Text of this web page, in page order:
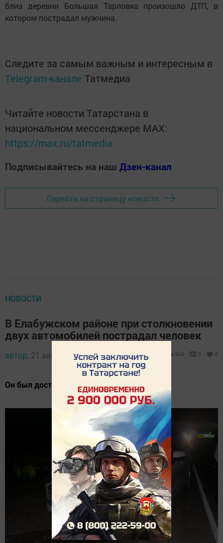
близ деревни Большая Тарловка произошло ДТП, в
котором пострадал мужчина.
Следите за самым важным и интересным в
Telegram-канале Татмедиа
Читайте новости Татарстана в
национальном мессенджере MАХ:
https://max.ru/tatmedia
Подписывайтесь на наш Дзен-канал
Перейти на страницу новости
НОВОСТИ
В Елабужском районе при столкновении
двух автомобилей пострадал человек
автор, 21 августа 2024 - 13:37 943 0 0
Он был доставлен в ЕЦРБ.